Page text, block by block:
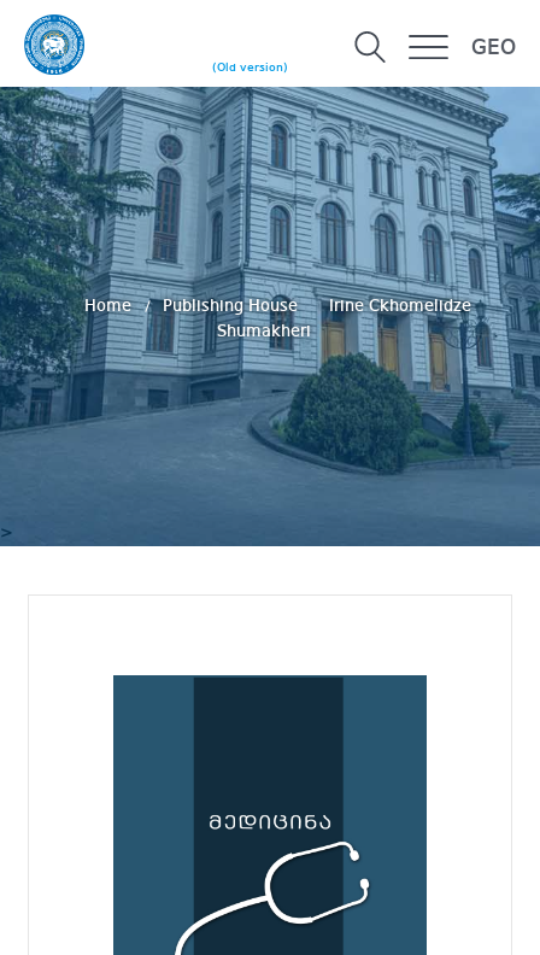
(Old version)
GEO
>
Home Publishing House
Irine Ckhomelidze
Shumakheri